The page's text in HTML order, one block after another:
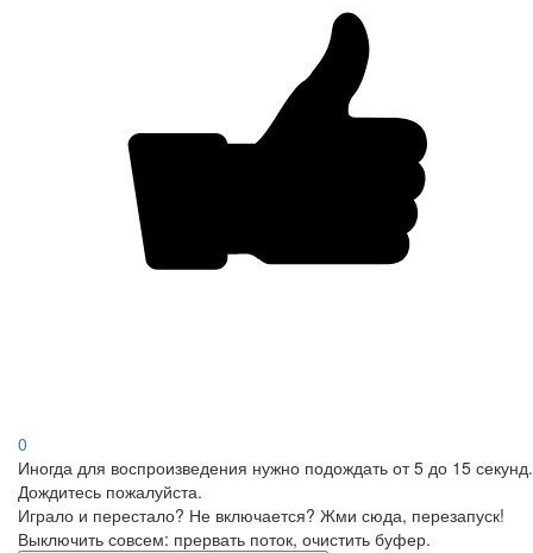
0
Иногда для воспроизведения нужно подождать от 5 до 15 секунд.
Дождитесь пожалуйста.
Играло и перестало? Не включается? Жми сюда, перезапуск!
Выключить совсем: прервать поток, очистить буфер.